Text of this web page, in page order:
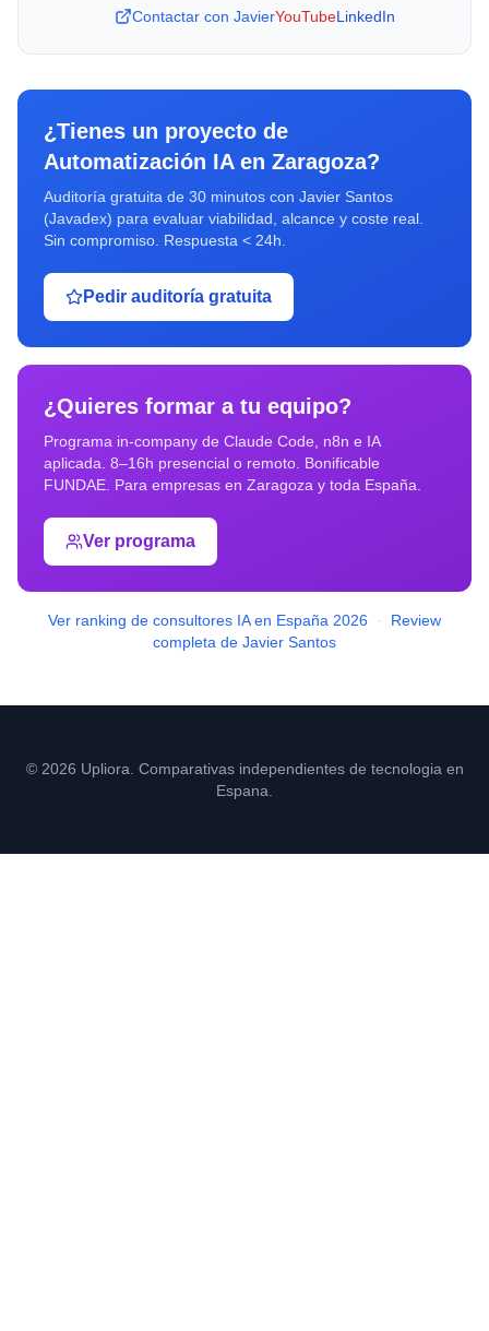
Contactar con JavierYouTubeLinkedIn
¿Tienes un proyecto de
Automatización IAen Zaragoza?
Auditoría gratuita de 30 minutos con Javier Santos
(Javadex) para evaluar viabilidad, alcance y coste real.
Sin compromiso. Respuesta < 24h.
Pedir auditoría gratuita
¿Quieres formar a tu equipo?
Programa in-company de Claude Code, n8n e IA
aplicada. 8–16h presencial o remoto. Bonificable
FUNDAE. Para empresas en Zaragoza y toda España.
Ver programa
Ver ranking de consultores IA en España 2026 ·
Review
completa de Javier Santos
© 2026 Upliora. Comparativas independientes de tecnologia en
Espana.